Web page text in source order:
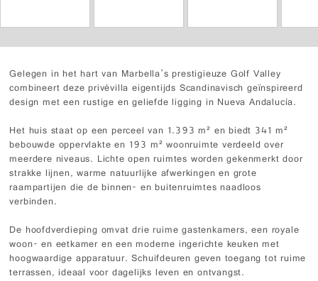
Gelegen in het hart van Marbella’s prestigieuze Golf Valley
combineert deze privévilla eigentijds Scandinavisch geïnspireerd
design met een rustige en geliefde ligging in Nueva Andalucía.
Het huis staat op een perceel van 1.393 m² en biedt 341 m²
bebouwde oppervlakte en 193 m² woonruimte verdeeld over
meerdere niveaus. Lichte open ruimtes worden gekenmerkt door
strakke lijnen, warme natuurlijke afwerkingen en grote
raampartijen die de binnen- en buitenruimtes naadloos
verbinden.
De hoofdverdieping omvat drie ruime gastenkamers, een royale
woon- en eetkamer en een moderne ingerichte keuken met
hoogwaardige apparatuur. Schuifdeuren geven toegang tot ruime
terrassen, ideaal voor dagelijks leven en ontvangst.